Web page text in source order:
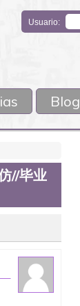
Usuario:
Blog
//毕业